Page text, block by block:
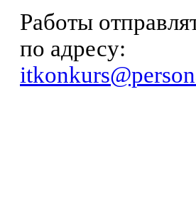
Работы
по адресу: